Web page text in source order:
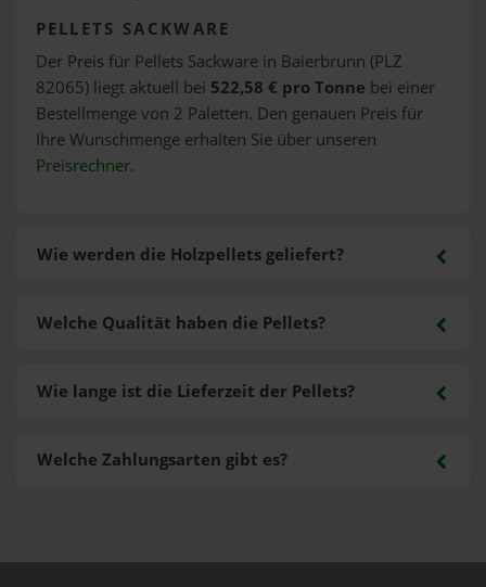
PELLETS SACKWARE
Der Preis für Pellets Sackware in Baierbrunn (PLZ
82065) liegt aktuell bei 522,58 € pro Tonne bei einer
Bestellmenge von 2 Paletten. Den genauen Preis für
Ihre Wunschmenge erhalten Sie über unseren
Preisrechner.
Wie werden die Holzpellets geliefert?
Welche Zahlungsarten gibt es?
Welche Qualität haben die Pellets?
Wie lange ist die Lieferzeit der Pellets?